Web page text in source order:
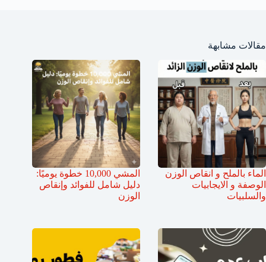
مقالات مشابهة
الماء بالملح و انقاص الوزن
الوصفة و الايجابيات
والسلبيات
المشي 10,000 خطوة يوميًا:
دليل شامل للفوائد وإنقاص
الوزن